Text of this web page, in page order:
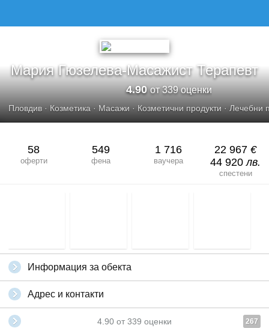
Мария Гюзелева-Mасажист Терапевт
4.90от 339 оценки
Пловдив· Козметика · Масажи · Козметични продукти · Лечебни
58
оферти
549
фена
1 716
ваучера
22 967 €
44 920лв.
спестени
Информация за обекта
Адрес и контакти
4.90 от 339 оценки 267